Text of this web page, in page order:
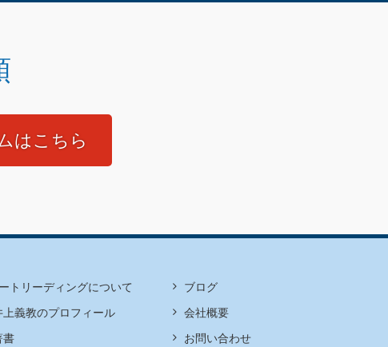
はこちら
トリーディングについて
上義教のプロフィール
書
ブログ
会社概要
お問い合わせ